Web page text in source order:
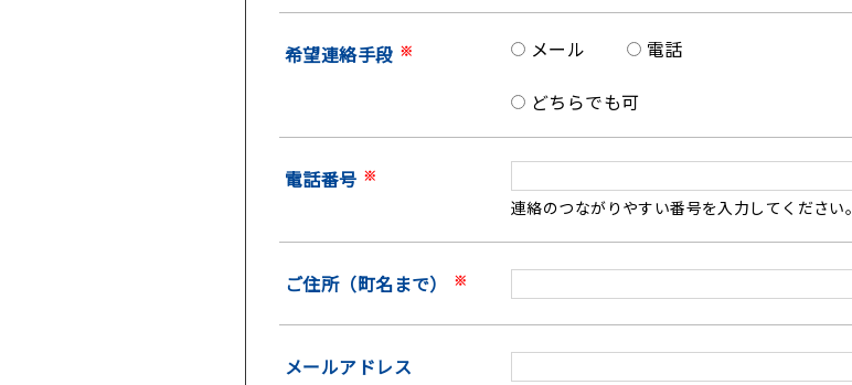
希望連絡手段 ※ メール
電話
どちらでも可
電話番号 ※
連絡のつながりやすい番号を入力してください。
ご住所（町名まで） ※
メールアドレス